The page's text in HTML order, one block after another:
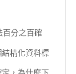
百分之百確
構化資料標